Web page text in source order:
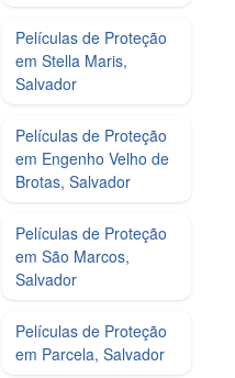
Películas de Proteção
em Stella Maris,
Salvador
Películas de Proteção
em Engenho Velho de
Brotas, Salvador
Películas de Proteção
em São Marcos,
Salvador
Películas de Proteção
em Parcela, Salvador